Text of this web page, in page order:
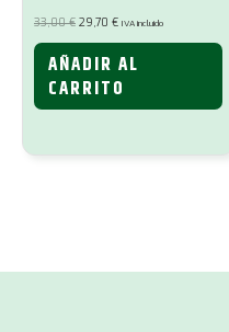
33,00€ El
precio
original
33,00 €.
29,70 €El
actual
29,70 €.
IVA incluido
AÑADIR AL
CARRITO